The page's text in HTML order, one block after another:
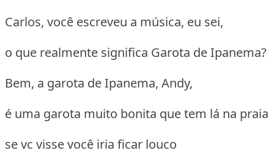
Carlos, você escreveu a música, eu sei,
o que realmente significa Garota de Ipanema?
Bem, a garota de Ipanema, Andy,
é uma garota muito bonita que tem lá na praia
se vc visse você iria ficar louco